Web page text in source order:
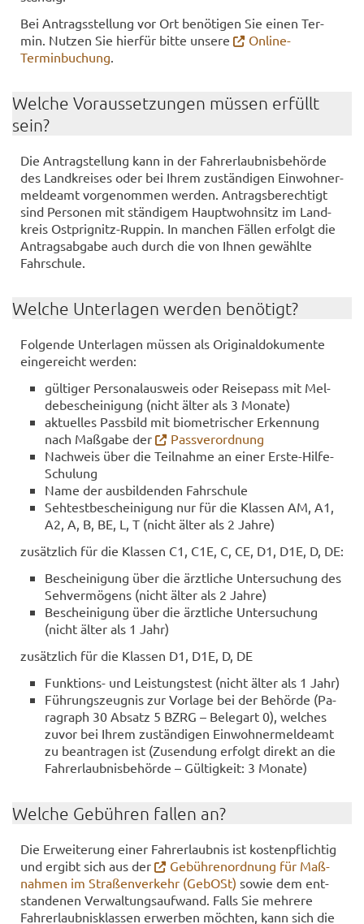
Bei An­trags­stel­lung vor Ort be­nö­ti­gen Sie einen Ter­
min. Nut­zen Sie hier­für bitte un­se­re
Online-​
Terminbuchung.
Wel­che Vor­aus­set­zun­gen müs­sen er­füllt
sein?
Die An­trag­stel­lung kann in der Fahr­erlaub­nis­be­hör­de
des Land­krei­ses oder bei Ihrem zu­stän­di­gen Ein­woh­ner­
mel­de­amt vor­ge­nom­men wer­den. An­trags­be­rech­tigt
sind Per­so­nen mit stän­di­gem Haupt­wohn­sitz im Land­
kreis Ostprignitz-​​Rup­pin. In man­chen Fäl­len er­folgt die
An­trags­ab­ga­be auch durch die von Ihnen ge­wähl­te
Fahr­schu­le.
Wel­che Un­ter­la­gen wer­den be­nö­tigt?
Fol­gen­de Un­ter­la­gen müs­sen als Ori­gi­nal­do­ku­men­te
ein­ge­reicht wer­den:
gül­ti­ger Per­so­nal­aus­weis oder Rei­se­pass mit Mel­
de­be­schei­ni­gung (nicht älter als 3 Mo­na­te)
ak­tu­el­les Pass­bild mit bio­me­tri­scher Er­ken­nung
nach Maß­ga­be der
Pass­ver­ord­nung
Nach­weis über die Teil­nah­me an einer Erste-​​Hilfe-​
Schulung
Name der aus­bil­den­den Fahr­schu­le
Seh­test­be­schei­ni­gung nur für die Klas­sen AM, A1,
A2, A, B, BE, L, T (nicht älter als 2 Jahre)
zu­sätz­lich für die Klas­sen C1, C1E, C, CE, D1, D1E, D, DE:
Be­schei­ni­gung über die ärzt­li­che Un­ter­su­chung des
Seh­ver­mö­gens (nicht älter als 2 Jahre)
Be­schei­ni­gung über die ärzt­li­che Un­ter­su­chung
(nicht älter als 1 Jahr)
zu­sätz­lich für die Klas­sen D1, D1E, D, DE
Funktions-​ und Leis­tungs­test (nicht älter als 1 Jahr)
Füh­rungs­zeug­nis zur Vor­la­ge bei der Be­hör­de (Pa­
ra­graph 30 Ab­satz 5 BZRG – Be­legart 0), wel­ches
zuvor bei Ihrem zu­stän­di­gen Ein­woh­ner­mel­de­amt
zu be­an­tra­gen ist (Zu­sen­dung er­folgt di­rekt an die
Fahr­erlaub­nis­be­hör­de – Gül­tig­keit: 3 Mo­na­te)
Wel­che Ge­büh­ren fal­len an?
Die Er­wei­te­rung einer Fahr­erlaub­nis ist kos­ten­pflich­tig
und er­gibt sich aus der
Ge­büh­ren­ord­nung für Maß­
nah­men im Stra­ßen­ver­kehr (Ge­bOSt) sowie dem ent­
stan­de­nen Ver­wal­tungs­auf­wand. Falls Sie meh­re­re
Fahr­erlaub­nis­klas­sen er­wer­ben möch­ten, kann sich die